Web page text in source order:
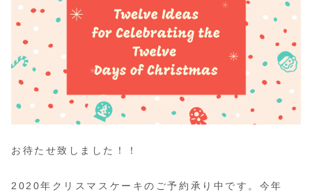
お待たせ致しました！！
2020年クリスマスケーキのご予約承り中です。今年